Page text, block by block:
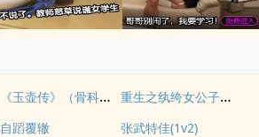
《玉壶传》（骨科）（兄妹）（np）
重生之纨绔女公子（NPH）
自蹈覆辙 张武特佳(1v2)